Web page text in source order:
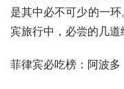
是其中必不可少的一
宾旅行中，必尝的几道
菲律宾必吃榜：阿波多